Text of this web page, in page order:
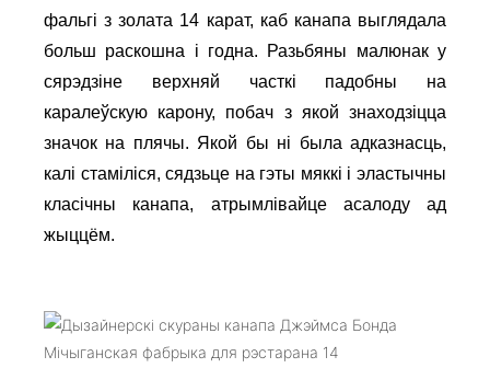
фальгі з золата 14 карат, каб канапа выглядала
больш раскошна і годна. Разьбяны малюнак у
сярэдзіне верхняй часткі падобны на
каралеўскую карону, побач з якой знаходзіцца
значок на плячы. Якой бы ні была адказнасць,
калі стаміліся, сядзьце на гэты мяккі і эластычны
класічны канапа, атрымлівайце асалоду ад
жыццём.